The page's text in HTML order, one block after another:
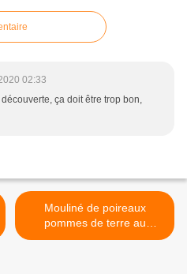
02:33
ça doit être trop bon,
Mouliné de poireaux
pommes de terre au
Chavroux >